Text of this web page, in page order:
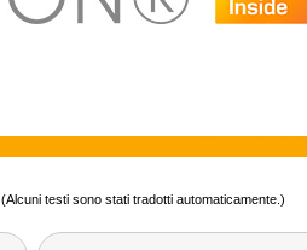
(Alcuni testi sono stati tradotti automaticamente.)